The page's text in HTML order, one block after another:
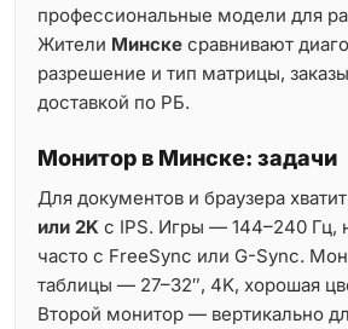
профессиональные модели для
Жители Минске сравнивают
разрешение и тип матрицы,
доставкой по РБ.
Монитор в Минске: задачи
Для документов и браузера хватит
или 2K с IPS. Игры — 144–240 Гц,
часто с FreeSync или G-Sync.
таблицы — 27–32″, 4K, хорошая
Второй монитор — вертикально